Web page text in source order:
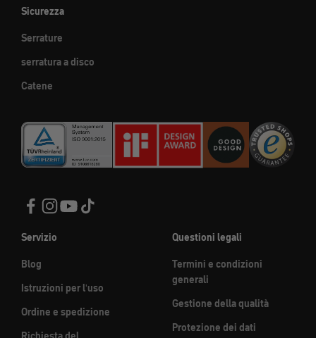
Sicurezza
Serrature
serratura a disco
Catene
Servizio
Blog
Istruzioni per l'uso
Ordine e spedizione
Questioni legali
Termini e condizioni
generali
Gestione della qualità
Protezione dei dati